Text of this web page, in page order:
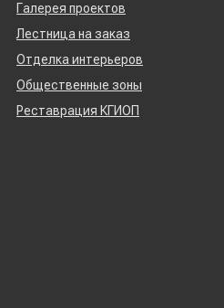
Галерея проектов
Лестница на заказ
Отделка интерьеров
Общественные зоны
Реставрация КГИОП